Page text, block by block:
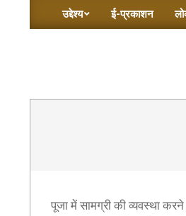
Primary
उद्देश्य ई-प्रकाशन
पूजा में सामग्री की व्यवस्था